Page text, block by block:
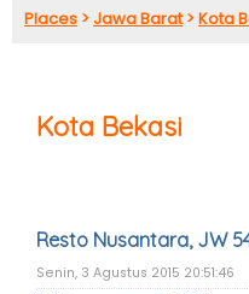
Places >Jawa Barat>Kota
Kota Bekasi
Resto Nusantara, JW
Senin, 3 Agustus 2015 20:51:46